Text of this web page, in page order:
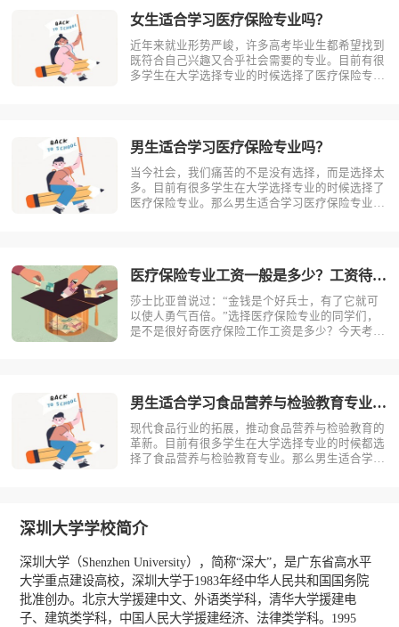
女生适合学习医疗保险专业吗？
近年来就业形势严峻，许多高考毕业生都希望找到
既符合自己兴趣又合乎社会需要的专业。目前有很
多学生在大学选择专业的时候选择了医疗保险专
么？医疗保险，是指以保险合同约定的医疗?
男生适合学习医疗保险专业吗？
当今社会，我们痛苦的不是没有选择，而是选择太
多。目前有很多学生在大学选择专业的时候选择了
医疗保险专业。那么男生适合学习医疗保险专业
医疗保险专业工资一般是多少？工资待遇好吗？
莎士比亚曾说过：“金钱是个好兵士，有了它就可
以使人勇气百倍。”选择医疗保险专业的同学们，
是不是很好奇医疗保险工作工资是多少？今天考动
男生适合学习食品营养与检验教育专业吗？
现代食品行业的拓展，推动食品营养与检验教育的
革新。目前有很多学生在大学选择专业的时候都选
择了食品营养与检验教育专业。那么男生适合学习
什么？食品营养与检验教育主要研究食品科?
深圳大学学校简介
深圳大学（Shenzhen University），简称“深大”，是广东省高水平
大学重点建设高校，深圳大学于1983年经中华人民共和国国务院
批准创办。北京大学援建中文、外语类学科，清华大学援建电
子、建筑类学科，中国人民大学援建经济、法律类学科。1995